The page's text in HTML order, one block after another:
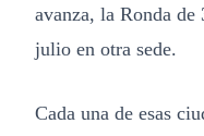
avanza, la Ronda
julio en otra sede.
Cada una de esas